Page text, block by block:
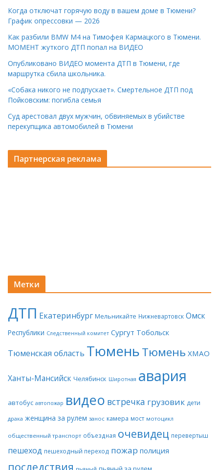
Когда отключат горячую воду в вашем доме в Тюмени?
График опрессовки — 2026
Как разбили BMW M4 на Тимофея Кармацкого в Тюмени.
МОМЕНТ жуткого ДТП попал на ВИДЕО
Опубликовано ВИДЕО момента ДТП в Тюмени, где
маршрутка сбила школьника.
«Собака никого не подпускает». Смертельное ДТП под
Пойковским: погибла семья
Суд арестовал двух мужчин, обвиняемых в убийстве
перекупщика автомобилей в Тюмени
Партнерская реклама
Метки
ДТП Екатеринбург Мельникайте Нижневартовск Омск
Республики Следственный комитет Сургут Тобольск
Тюменская область ТюменьТюмень ХМАО
Ханты-Мансийск Челябинск Широтная авария
автобус автопожар видео встречка грузовик дети
драка женщина за рулем занос камера мост мотоцикл
общественный транспорт объездная очевидец перевертыш
пешеход пешеходный переход пожар полиция
последствия